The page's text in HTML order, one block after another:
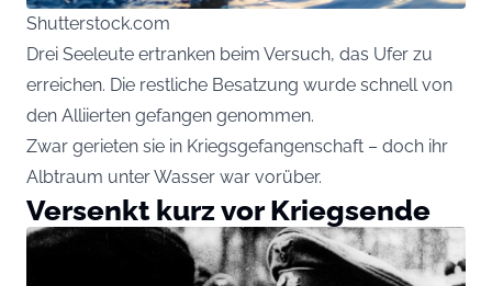
Shutterstock.com
Drei Seeleute ertranken beim Versuch, das Ufer zu
erreichen. Die restliche Besatzung wurde schnell von
den Alliierten gefangen genommen.
Zwar gerieten sie in Kriegsgefangenschaft – doch ihr
Albtraum unter Wasser war vorüber.
Versenkt kurz vor Kriegsende